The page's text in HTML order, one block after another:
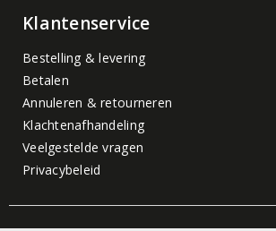
Klantenservice
Bestelling & levering
Betalen
Annuleren & retourneren
Klachtenafhandeling
Veelgestelde vragen
Privacybeleid